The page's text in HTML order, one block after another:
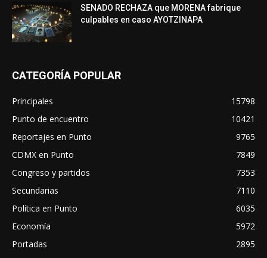
SENADO RECHAZA que MORENA fabrique
culpables en caso AYOTZINAPA
CATEGORÍA POPULAR
Principales
15798
Punto de encuentro
10421
Reportajes en Punto
9765
CDMX en Punto
7849
Congreso y partidos
7353
Secundarias
7110
Política en Punto
6035
Economía
5972
Portadas
2895